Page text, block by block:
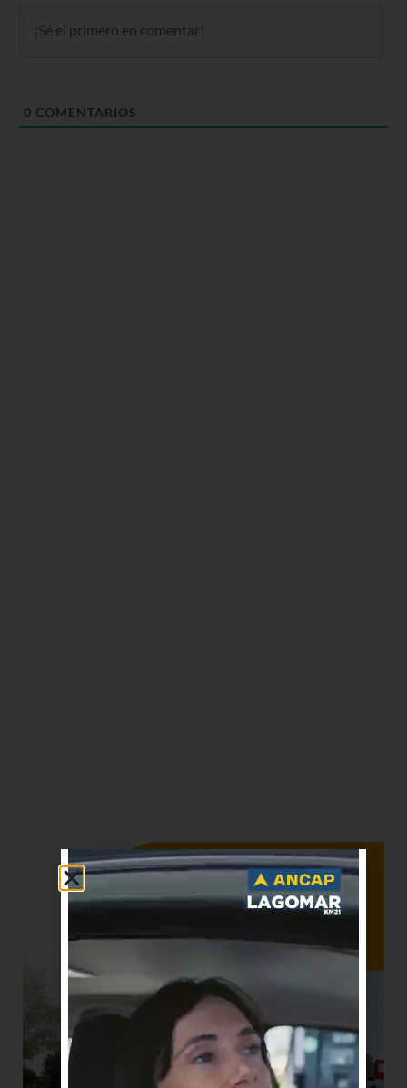
0 COMENTARIOS